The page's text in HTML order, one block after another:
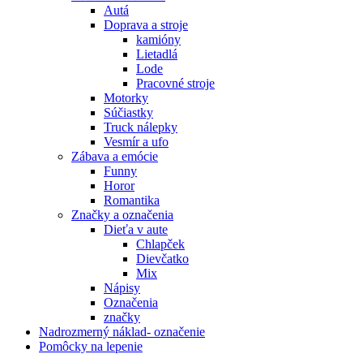
Autá
Doprava a stroje
kamióny
Lietadlá
Lode
Pracovné stroje
Motorky
Súčiastky
Truck nálepky
Vesmír a ufo
Zábava a emócie
Funny
Horor
Romantika
Značky a označenia
Dieťa v aute
Chlapček
Dievčatko
Mix
Nápisy
Označenia
značky
Nadrozmerný náklad- označenie
Pomôcky na lepenie